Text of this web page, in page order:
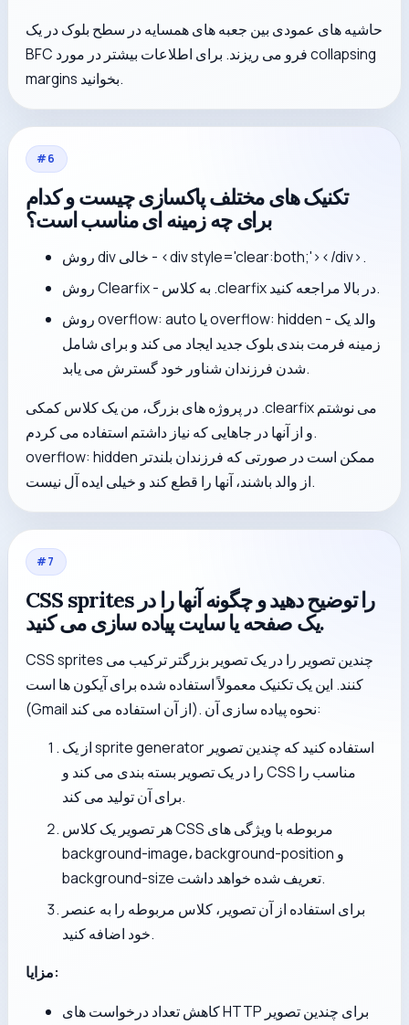
حاشیه های عمودی بین جعبه های همسایه در سطح بلوک در یک
BFC فرو می ریزند. برای اطلاعات بیشتر در مورد collapsing
margins بخوانید.
#6
تکنیک های مختلف پاکسازی چیست و کدام
برای چه زمینه ای مناسب است؟
روش div خالی - <div style='clear:both;'></div>.
روش Clearfix - به کلاس .clearfix در بالا مراجعه کنید.
روش overflow: auto یا overflow: hidden - والد یک
زمینه فرمت بندی بلوک جدید ایجاد می کند و برای شامل
شدن فرزندان شناور خود گسترش می یابد.
در پروژه های بزرگ، من یک کلاس کمکی .clearfix می نوشتم
و از آنها در جاهایی که نیاز داشتم استفاده می کردم.
overflow: hidden ممکن است در صورتی که فرزندان بلندتر
از والد باشند، آنها را قطع کند و خیلی ایده آل نیست.
#7
CSS sprites را توضیح دهید و چگونه آنها را در
یک صفحه یا سایت پیاده سازی می کنید.
CSS sprites چندین تصویر را در یک تصویر بزرگتر ترکیب می
کنند. این یک تکنیک معمولاً استفاده شده برای آیکون ها است
(Gmail از آن استفاده می کند). نحوه پیاده سازی آن:
از یک sprite generator استفاده کنید که چندین تصویر
را در یک تصویر بسته بندی می کند و CSS مناسب را
برای آن تولید می کند.
هر تصویر یک کلاس CSS مربوطه با ویژگی های
background-image، background-position و
background-size تعریف شده خواهد داشت.
برای استفاده از آن تصویر، کلاس مربوطه را به عنصر
خود اضافه کنید.
مزایا:
کاهش تعداد درخواست های HTTP برای چندین تصویر